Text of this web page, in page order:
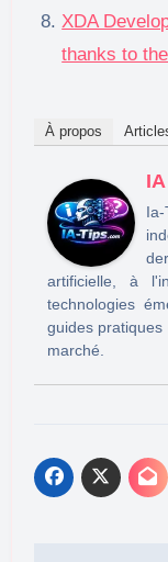
XDA
thanks to
À propos
artificielle, à
technologies
guides
marché.